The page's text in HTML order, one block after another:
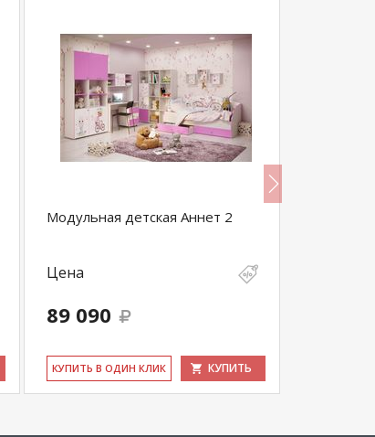
Модульная детская Аннет 2
Цена
89 090
КУ­ПИТЬ В ОДИН КЛИК КУПИТЬ